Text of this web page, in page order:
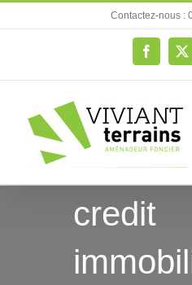
au
Contactez-nous :
Facebook
X
credit